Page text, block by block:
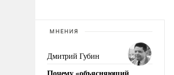
МНЕНИЯ
Дмитрий Губин
Почему «объясняющий